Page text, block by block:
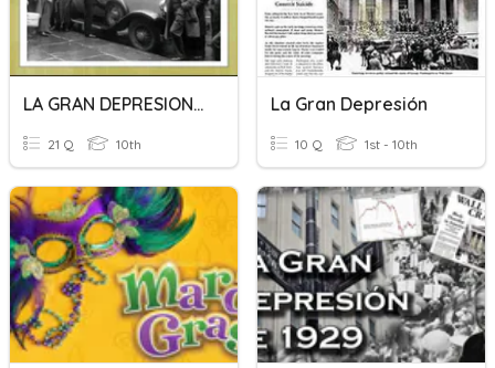
LA GRAN DEPRESION Y SUS EFECTOS EN AMÉRICA LATINA Y ECUADOR
21 Q 10th
La Gran Depresión
10 Q 1st - 10th